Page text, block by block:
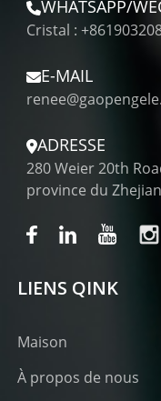
WHATSAPP/
Cristal :
E-MAIL
ADRESSE
280 Weier 20th
province du
LIENS QINK
Maison
À propos de nous